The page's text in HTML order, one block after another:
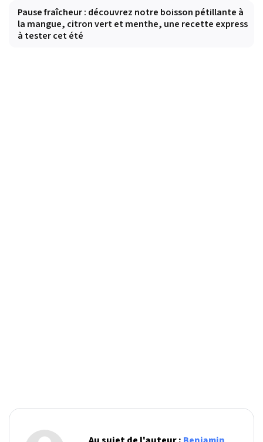
Pause fraîcheur : découvrez notre boisson pétillante à
la mangue, citron vert et menthe, une recette express
à tester cet été